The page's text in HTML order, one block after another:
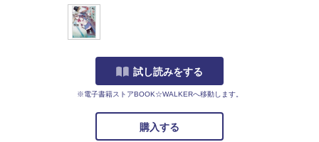
試し読みをする
※電子書籍ストアBOOK☆WALKERへ移動します。
購入する